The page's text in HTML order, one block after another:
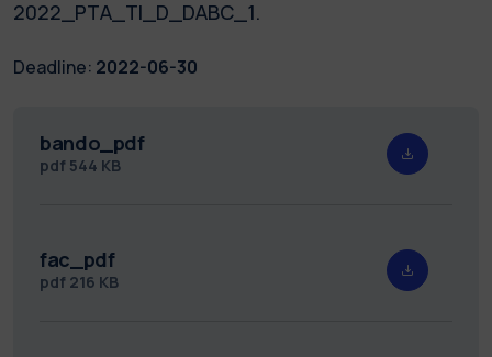
2022_PTA_TI_D_DABC_1.
Deadline: 2022-06-30
bando_pdf
pdf 544 KB
fac_pdf
pdf 216 KB